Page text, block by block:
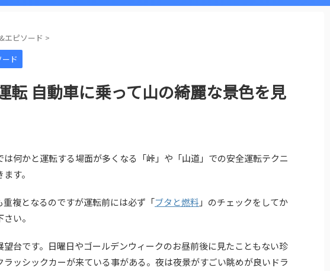
エピソード >
ド
転 自動車に乗って山の綺麗な景色を見
は何かと運転する場面が多くなる「峠」や「山道」での安全運転テクニ
す。
重複となるのですが運転前には必ず「ブタと燃料 」のチェックをしてか
い。
台です。日曜日やゴールデンウィークのお昼前後に見たこともない珍
ラッシックカーが来ている事がある。夜は夜景がすごい眺めが良いドラ